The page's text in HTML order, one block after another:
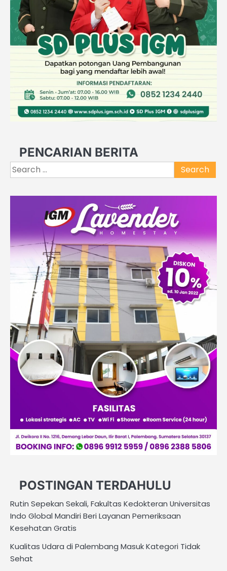
PENCARIAN BERITA
Search
for:
POSTINGAN TERDAHULU
Rutin Sepekan Sekali, Fakultas Kedokteran Universitas
Indo Global Mandiri Beri Layanan Pemeriksaan
Kesehatan Gratis
Kualitas Udara di Palembang Masuk Kategori Tidak
Sehat